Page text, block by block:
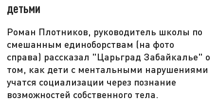
детьми
Роман Плотников, руководитель школы по
смешанным единоборствам (на фото
справа) рассказал "Царьград Забайкалье" о
том, как дети с ментальными нарушениями
учатся социализации через познание
возможностей собственного тела.